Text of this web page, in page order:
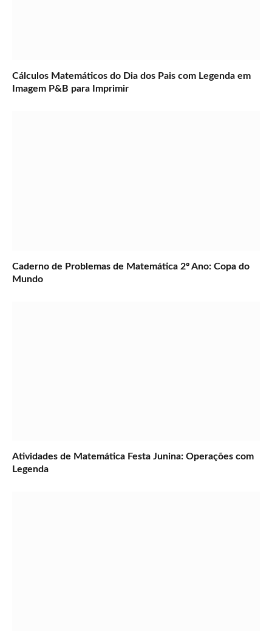
Cálculos Matemáticos do Dia dos Pais com Legenda em
Imagem P&B para Imprimir
Caderno de Problemas de Matemática 2º Ano: Copa do
Mundo
Atividades de Matemática Festa Junina: Operações com
Legenda